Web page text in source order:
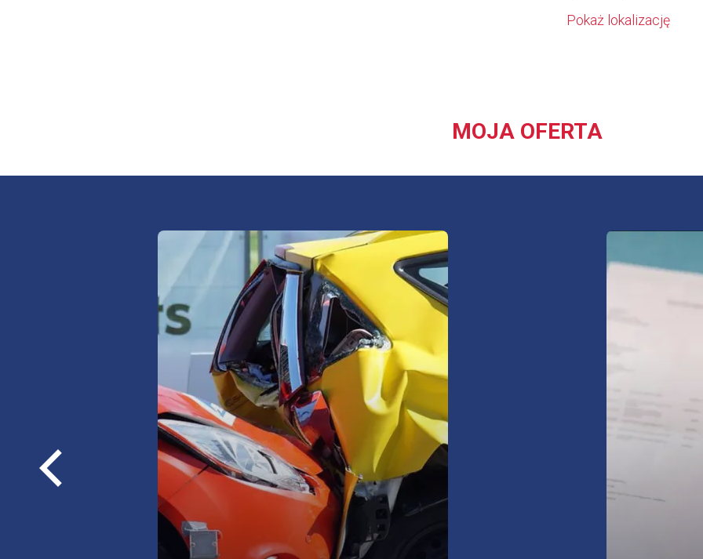
Pokaż lokalizację
MOJA OFERTA
Poprzednie
loga
Sprawdź najkorzystniejsze oferty
ubezpieczeń OC/AC/NNW/assistance
OC, AC, NNW,
assistance,
szyby, opony, bagaż
zyskaj
domy i
domki
(cesja),
pożar,